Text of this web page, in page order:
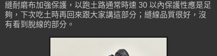
縫耐磨布加強保護，以跑土路通常時速 30 以內保護性應是足
夠，下次吃土時再回來跟大家講這部分；縫線品質很好，沒
有看到脫線的部分。